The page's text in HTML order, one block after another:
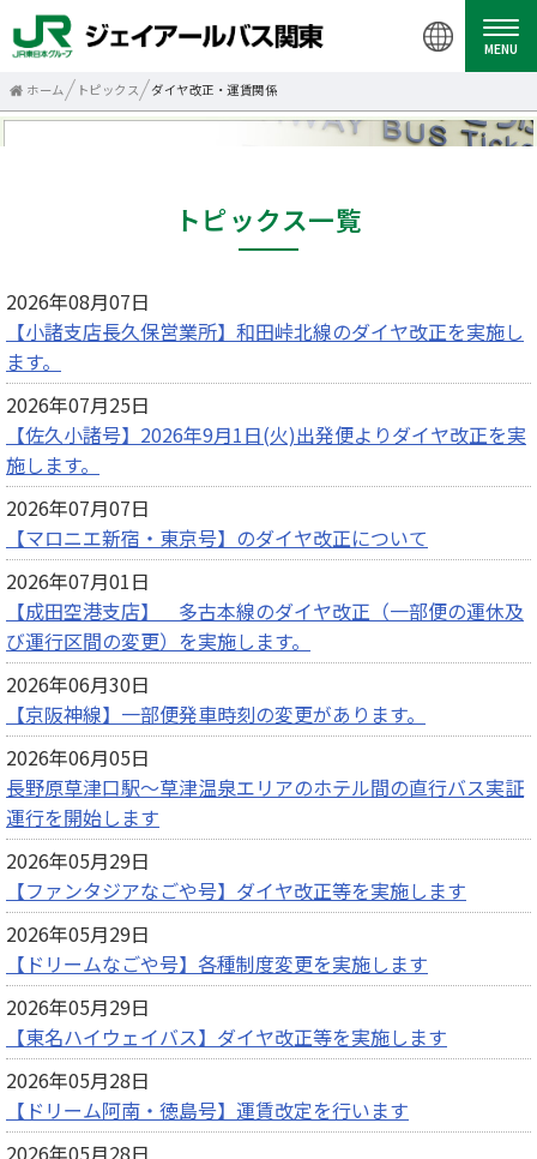
MENU
ホーム トピックス ダイヤ改正・運賃関係
トピックス一覧
2026年08月07日
【小諸支店長久保営業所】和田峠北線のダイヤ改正を実施し
ます。
2026年07月25日
【佐久小諸号】2026年9月1日(火)出発便よりダイヤ改正を実
施します。
2026年07月07日
【マロニエ新宿・東京号】のダイヤ改正について
2026年07月01日
【成田空港支店】 多古本線のダイヤ改正（一部便の運休及
び運行区間の変更）を実施します。
2026年06月30日
【京阪神線】一部便発車時刻の変更があります。
2026年06月05日
長野原草津口駅～草津温泉エリアのホテル間の直行バス実証
運行を開始します
2026年05月29日
【ファンタジアなごや号】ダイヤ改正等を実施します
2026年05月29日
【ドリームなごや号】各種制度変更を実施します
2026年05月29日
【東名ハイウェイバス】ダイヤ改正等を実施します
2026年05月28日
【ドリーム阿南・徳島号】運賃改定を行います
2026年05月28日